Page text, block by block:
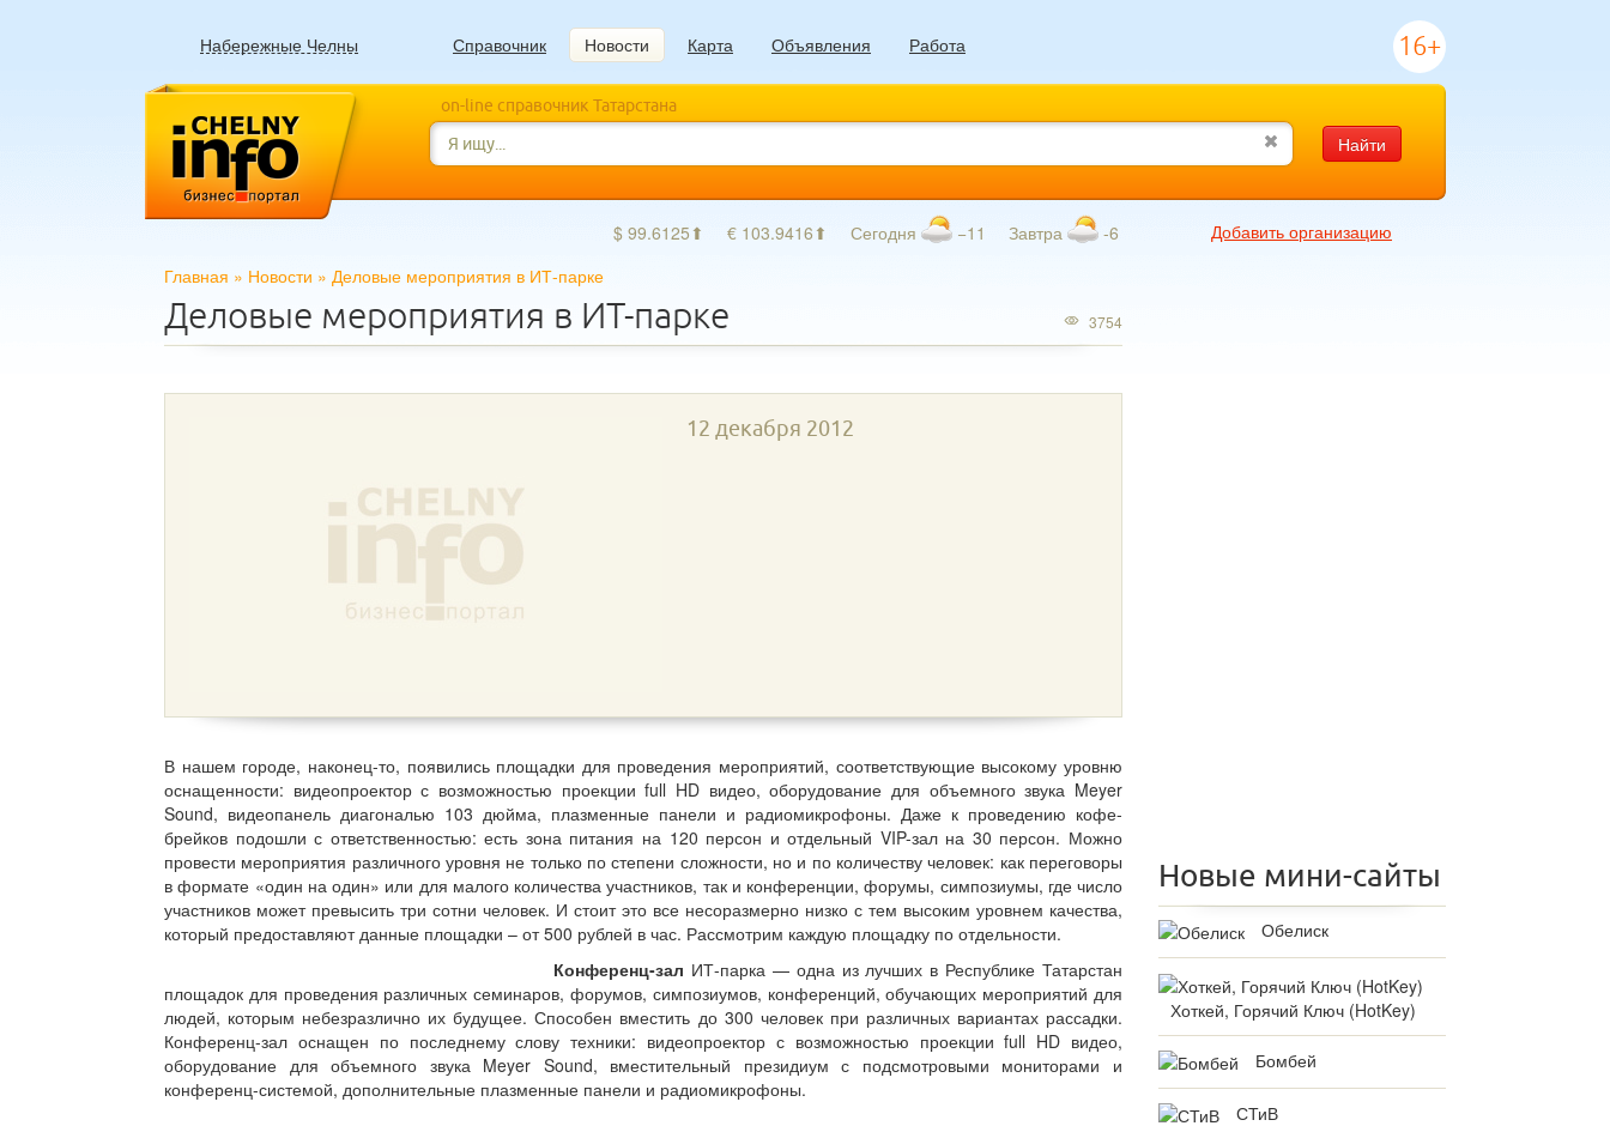
Набережные Челны Справочник Новости Карта Объявления Работа 16+
on-line справочник Татарстана
Найти
$ 99.6125⬆ € 103.9416⬆ Сегодня −11 Завтра -6
Добавить организацию
Главная » Новости » Деловые мероприятия в ИТ-парке
3754
Деловые мероприятия в ИТ-парке
12 декабря 2012
В нашем городе, наконец-то, появились площадки для проведения мероприятий, соответствующие высокому уровню
оснащенности: видеопроектор с возможностью проекции full HD видео, оборудование для объемного звука Meyer
Sound, видеопанель диагональю 103 дюйма, плазменные панели и радиомикрофоны. Даже к проведению кофе-
брейков подошли с ответственностью: есть зона питания на 120 персон и отдельный VIP-зал на 30 персон. Можно
провести мероприятия различного уровня не только по степени сложности, но и по количеству человек: как переговоры
в формате «один на один» или для малого количества участников, так и конференции, форумы, симпозиумы, где число
участников может превысить три сотни человек. И стоит это все несоразмерно низко с тем высоким уровнем качества,
который предоставляют данные площадки – от 500 рублей в час. Рассмотрим каждую площадку по отдельности.
Конференц-зал ИТ-парка — одна из лучших в Республике Татарстан
площадок для проведения различных семинаров, форумов, симпозиумов, конференций, обучающих мероприятий для
людей, которым небезразлично их будущее. Способен вместить до 300 человек при различных вариантах рассадки.
Конференц-зал оснащен по последнему слову техники: видеопроектор с возможностью проекции full HD видео,
оборудование для объемного звука Meyer Sound, вместительный президиум с подсмотровыми мониторами и
конференц-системой, дополнительные плазменные панели и радиомикрофоны.
Новые мини-сайты
Обелиск
Хоткей, Горячий Ключ (HotKey)
Бомбей
СТиВ